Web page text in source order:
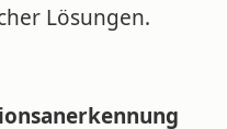
Lösungen.